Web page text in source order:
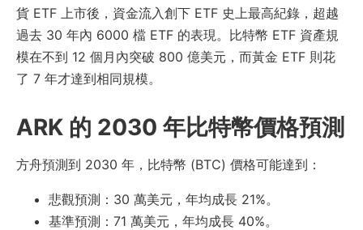
貨 ETF 上市後，資金流入創下 ETF 史上最高紀錄，超越
過去 30 年內 6000 檔 ETF 的表現。比特幣 ETF 資產規
模在不到 12 個月內突破 800 億美元，而黃金 ETF 則花
了 7 年才達到相同規模。
ARK 的 2030 年比特幣價格預測
方舟預測到 2030 年，比特幣 (BTC) 價格可能達到：
悲觀預測：30 萬美元，年均成長 21%。
基準預測：71 萬美元，年均成長 40%。